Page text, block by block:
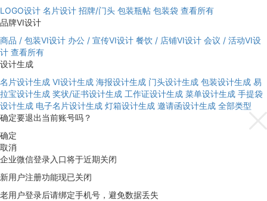
LOGO设计 名片设计 招牌/门头 包装瓶帖 包装袋 查看所有
品牌VI设计
商品 / 包装VI设计 办公 / 宣传VI设计 餐饮 / 店铺VI设计 会议 / 活动VI设
计 查看所有
设计生成
名片设计生成 VI设计生成 海报设计生成 门头设计生成 包装设计生成 易
拉宝设计生成 奖状/证书设计生成 工作证设计生成 菜单设计生成 手提袋
设计生成 电子名片设计生成 灯箱设计生成 邀请函设计生成 全部类型
确定要退出当前账号吗？
确定
取消
企业微信登录入口将于近期关闭
新用户注册功能现已关闭
老用户登录后请绑定手机号，避免数据丢失